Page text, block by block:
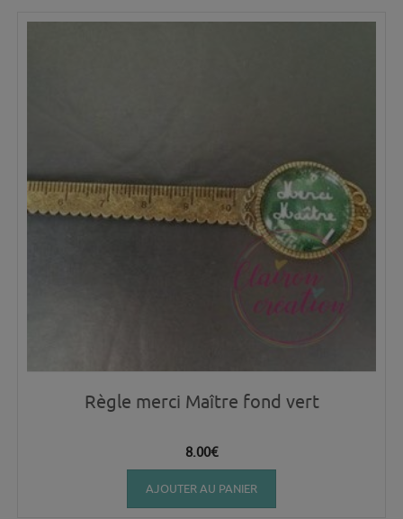
Règle merci Maître fond vert
8.00€
AJOUTER AU PANIER